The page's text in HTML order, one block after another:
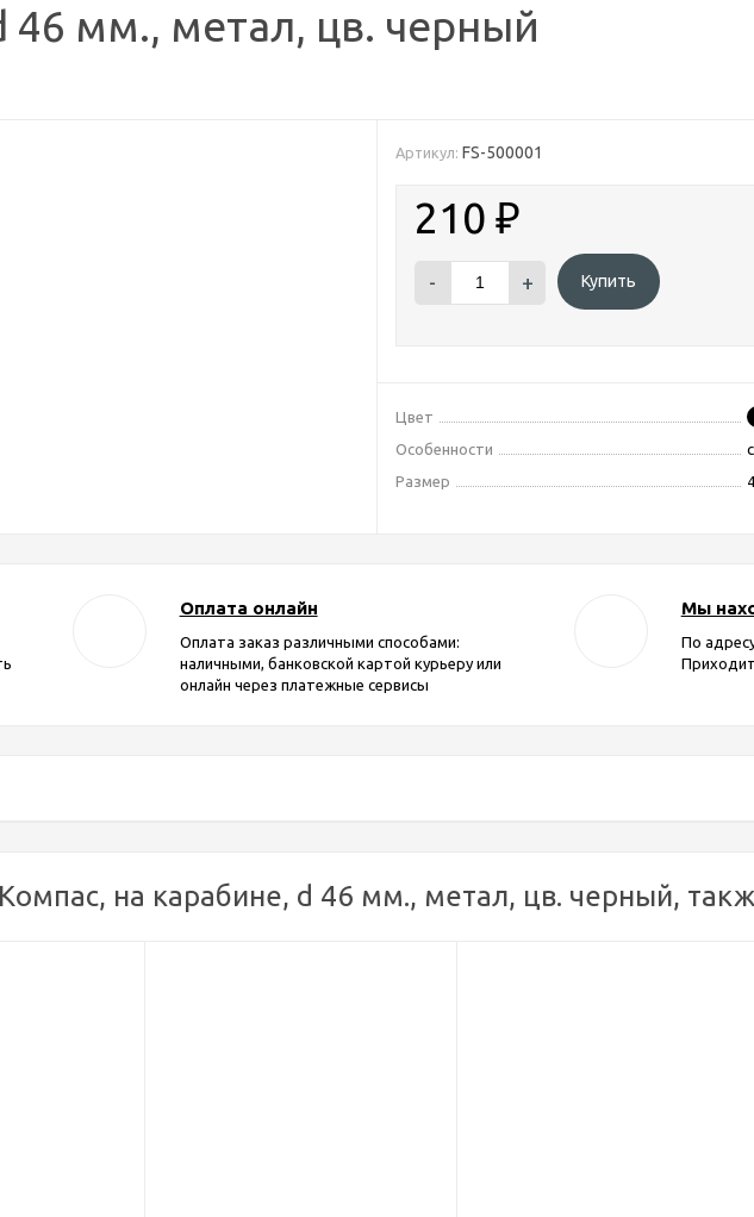
46 мм., метал, цв. черный
Артикул: FS-500001
210₽
- + Купить
Цвет
Особенности
Размер
Оплата онлайн
Оплата заказ различными способами:
наличными, банковской картой курьеру или
онлайн через платежные сервисы
Мы
По
на карабине, d 46 мм., метал, цв. черный,